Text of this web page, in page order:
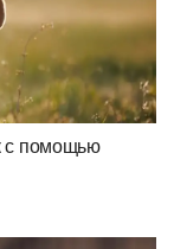
с помощью